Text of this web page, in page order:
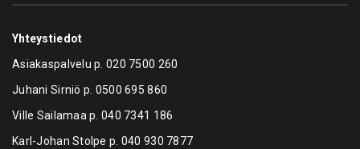
Yhteystiedot
Asiakaspalvelu p.020 7500 260
Juhani Sirniö p. 0500 695 860
Ville Sailamaa p.040 7341 186
Karl-Johan Stolpe p. 040 930 7877